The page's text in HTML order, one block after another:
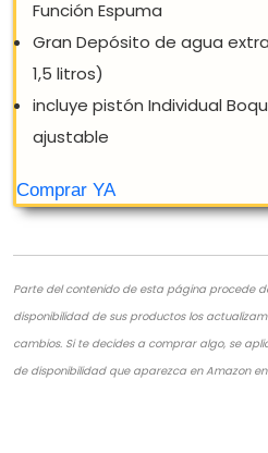
TRISA CAFETERA
POLVO
Parte del contenido de esta página procede
disponibilidad de sus productos los
cambios. Si te decides a comprar algo, se
de disponibilidad que aparezca en Amazon